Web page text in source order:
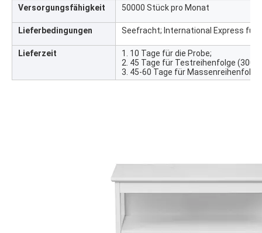
Versorgungsfähigkeit
50000 Stück pro Monat
Lieferbedingungen Seefracht; International Express für
Lieferzeit
1. 10 Tage für die Probe;
2. 45 Tage für Testreihenfolge (300
3. 45-60 Tage für